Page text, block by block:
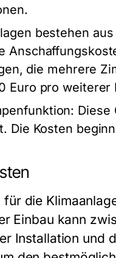
bestehen
die mehrere
Euro pro weiterer
Diese
Die Kosten
die
Einbau kann
Installation und